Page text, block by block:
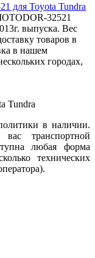
для Toyota Tundra
32521
выпуска. Вес
товаров в
в нашем
городах,
в наличии.
транспортной
любая форма
технических